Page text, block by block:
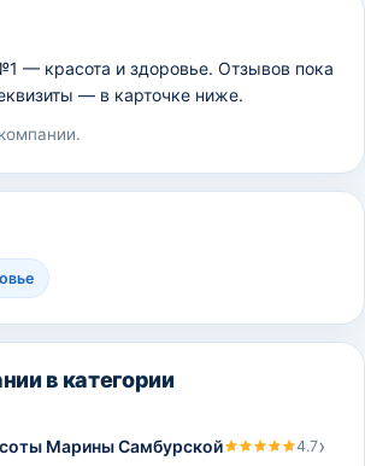
— красота и здоровье. Отзывов пока
— в карточке ниже.
в категории
Марины Самбурской 4.7›